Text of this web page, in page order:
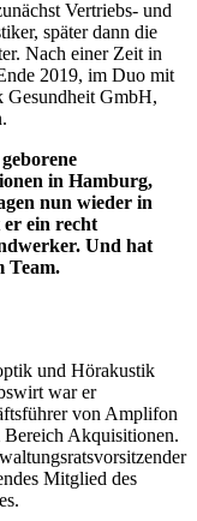
Vertriebs- und
später dann die
Nach einer Zeit in
2019, im Duo mit
Gesundheit GmbH,
in Hamburg,
nun wieder in
er ein recht
Und hat
Team.
und Hörakustik
war er
von Amplifon
Bereich Akquisitionen.
Mitglied des